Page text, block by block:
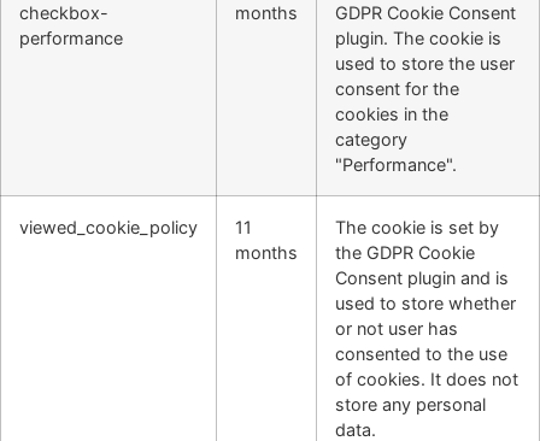
checkbox-
performance
months
GDPR Cookie Consent
plugin. The cookie is
used to store the user
consent for the
cookies in the
category
"Performance".
viewed_cookie_policy
11
months
The cookie is set by
the GDPR Cookie
Consent plugin and is
used to store whether
or not user has
consented to the use
of cookies. It does not
store any personal
data.